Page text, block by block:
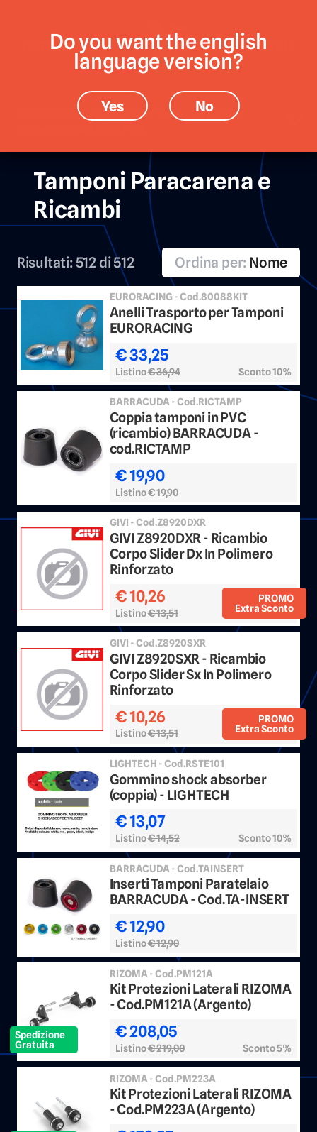
CATEGORIE MARCHE
Accessori › Accessori Pista › Tamponi
Tamponi Paracarena e
Ricambi
Ordina per: Nome
Risultati:512 di 512
EURORACING - Cod.80088KIT
Anelli Trasporto per Tamponi
EURORACING
€ 33,25
Listino€ 36,94 Sconto 10%
BARRACUDA - Cod.RICTAMP
Coppia tamponi in PVC
(ricambio) BARRACUDA -
cod.RICTAMP
€ 19,90
Listino€ 19,90
GIVI - Cod.Z8920DXR
GIVI Z8920DXR - Ricambio
Corpo Slider Dx In Polimero
Rinforzato
PROMO
Extra Sconto
€ 10,26
Listino€ 13,51 Sconto 20%
GIVI - Cod.Z8920SXR
GIVI Z8920SXR - Ricambio
Corpo Slider Sx In Polimero
Rinforzato
PROMO
Extra Sconto
€ 10,26
Listino€ 13,51 Sconto 20%
LIGHTECH - Cod.RSTE101
Gommino shock absorber
(coppia) - LIGHTECH
€ 13,07
Listino€ 14,52 Sconto 10%
BARRACUDA - Cod.TAINSERT
Inserti Tamponi Paratelaio
BARRACUDA - Cod.TA-INSERT
€ 12,90
Listino€ 12,90
Spedizione
Gratuita
RIZOMA - Cod.PM121A
Kit Protezioni Laterali RIZOMA
- Cod.PM121A (Argento)
€ 208,05
Listino€ 219,00 Sconto 5%
RIZOMA - Cod.PM223A
Kit Protezioni Laterali RIZOMA
- Cod.PM223A (Argento)
Do you want the english
language version?
Yes No